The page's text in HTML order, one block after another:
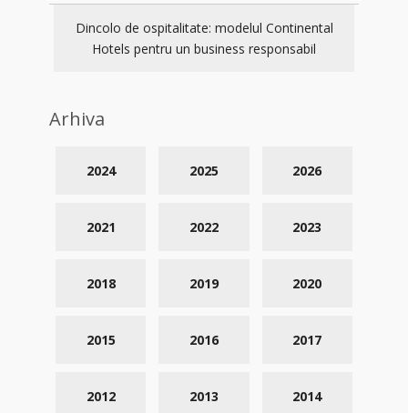
Dincolo de ospitalitate: modelul Continental
Hotels pentru un business responsabil
Arhiva
2026
2025
2024
2023
2022
2021
2020
2019
2018
2017
2016
2015
2014
2013
2012